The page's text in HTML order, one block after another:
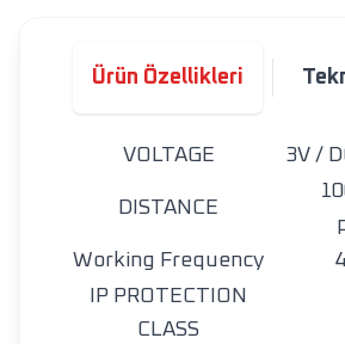
Ürün Özellikleri
VOLTAGE 3V /
DISTANCE
Working Frequency
IP PROTECTION
CLASS